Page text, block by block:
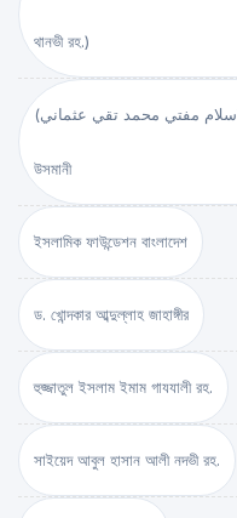
থানভী রহ.)
(شيخ الاسلام مفتي محمد تقي عثماني) শাইখুল ইসলাম মুফতী মুহাম্মদ তাকী
উসমানী
ইসলামিক ফাউন্ডেশন বাংলাদেশ
ড. খোন্দকার আব্দুল্লাহ জাহাঙ্গীর
হুজ্জাতুল ইসলাম ইমাম গাযযালী রহ.
সাইয়েদ আবুল হাসান আলী নদভী রহ.